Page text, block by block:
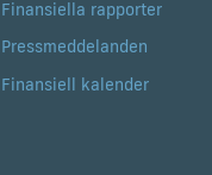
Finansiella rapporter
Pressmeddelanden
Finansiell kalender